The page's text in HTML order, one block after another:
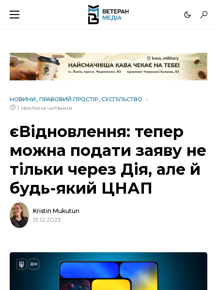
НОВИНИ ПРАВОВИЙ ПРОСТІР СУСПІЛЬСТВО
1 хвилина читання
єВідновлення: тепер
можна подати заяву не
тільки через Дія, але й
будь-який ЦНАП
Kristin Mukutun
13.12.2023